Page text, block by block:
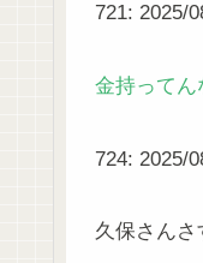
721: 2025/
金持ってん
724: 2025/
久保さん